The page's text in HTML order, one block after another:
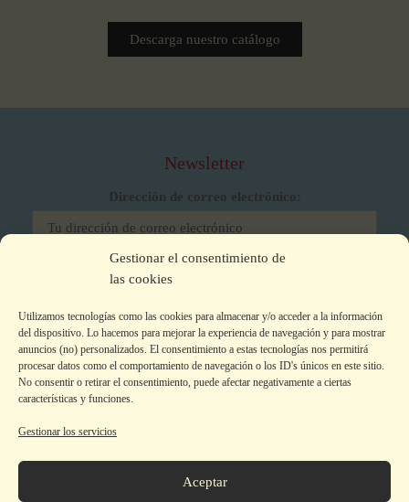
Gestionar el consentimiento de
las cookies
Utilizamos tecnologías como las cookies para almacenar y/o acceder a la información
del dispositivo. Lo hacemos para mejorar la experiencia de navegación y para mostrar
anuncios (no) personalizados. El consentimiento a estas tecnologías nos permitirá
procesar datos como el comportamiento de navegación o los ID's únicos en este sitio.
No consentir o retirar el consentimiento, puede afectar negativamente a ciertas
características y funciones.
Gestionar los servicios
Aceptar
Descarga nuestro catálogo
Newsletter
Dirección de correo electrónico:
He leído y acepto los términos y condiciones
Colecciones